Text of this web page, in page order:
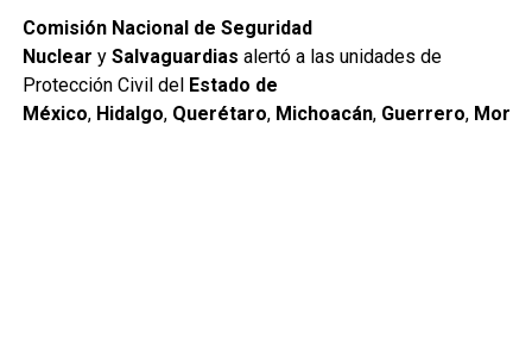
Comisión Nacional de Seguridad
Nuclear y Salvaguardias alertó a las unidades de
Protección Civil del Estado de
México, Hidalgo, Querétaro, Michoacán, Guerrero,